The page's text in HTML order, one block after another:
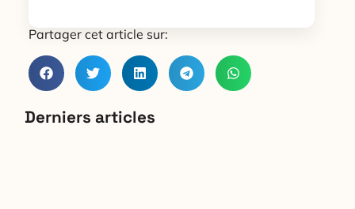
Partager cet article sur:
Derniers articles